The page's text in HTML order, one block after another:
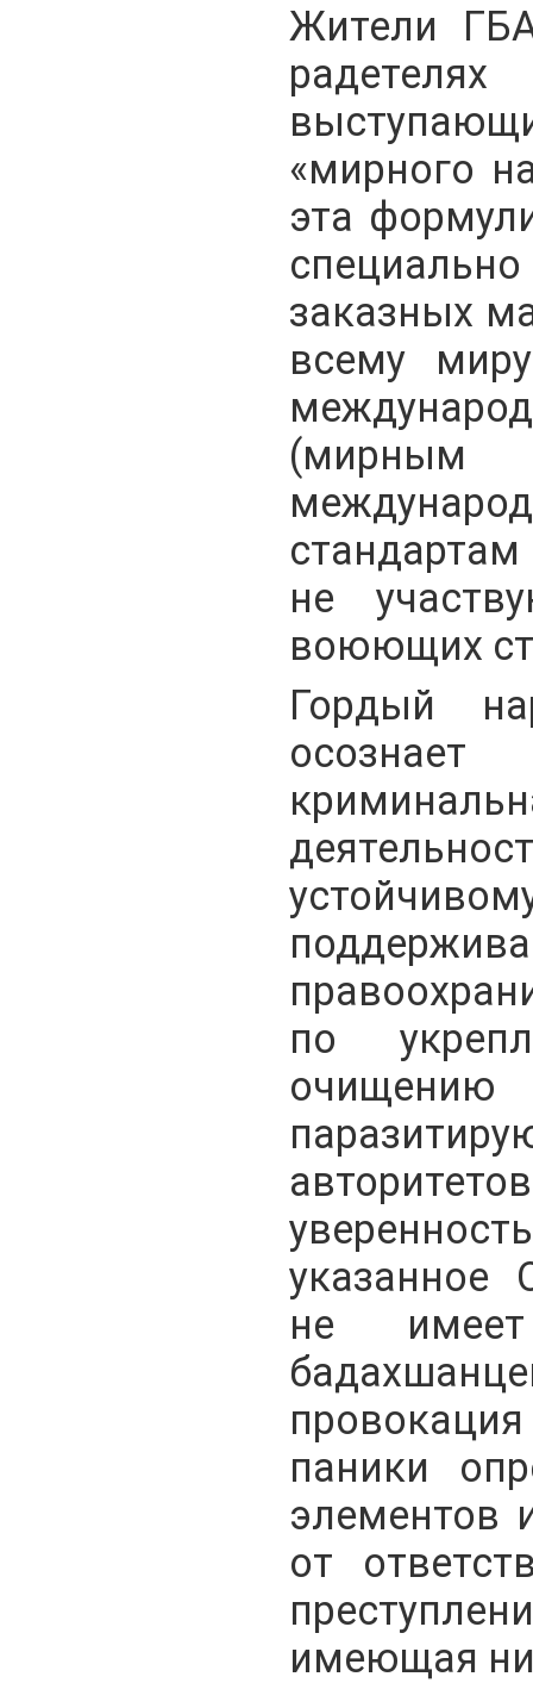
Жители
«мирного
эта
заказных
всему
не
воюющих
Гордый
по
указанное
не
паники
элементов
от
имеющая